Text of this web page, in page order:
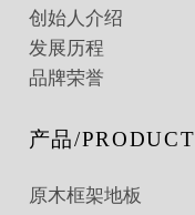
创始人介绍
发展历程
品牌荣誉
产品/PRODUCT
原木框架地板